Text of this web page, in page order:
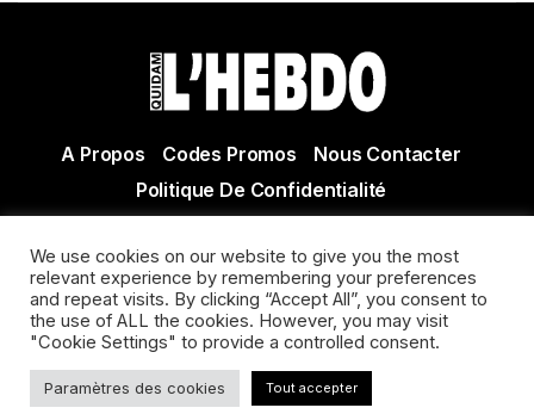
A Propos Codes Promos
Nous Contacter
Politique De Confidentialité
Actualité Agen - Actualité en lot et Garonne - Actualité
Villeneuve sur Lot
We use cookies on our website to give you the most
relevant experience by remembering your preferences
and repeat visits. By clicking “Accept All”, you consent to
the use of ALL the cookies. However, you may visit
"Cookie Settings" to provide a controlled consent.
Paramètres des cookies Tout accepter